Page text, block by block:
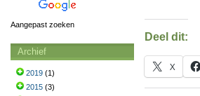
Deel dit:
X
Aangepast zoeken
Archief
2019 (1)
2015 (3)